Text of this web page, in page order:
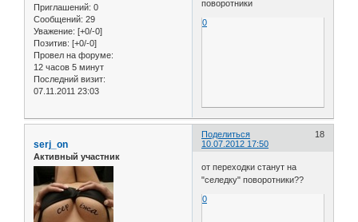
Приглашений: 0
Сообщений: 29
Уважение: [+0/-0]
Позитив: [+0/-0]
Провел на форуме:
12 часов 5 минут
Последний визит:
07.11.2011 23:03
поворотники
0
Поделиться
18
10.07.2012 17:50
serj_on
Активный участник
от переходки станут на
"селедку" поворотники??
0